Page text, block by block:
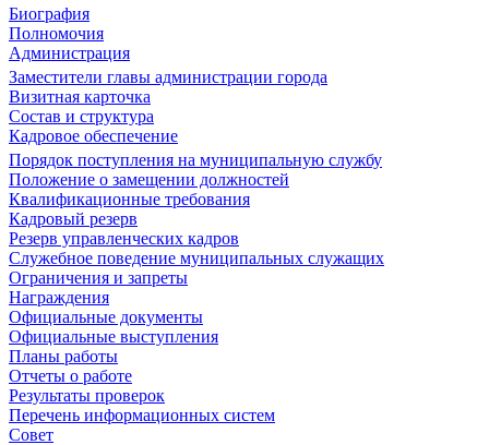
Биография
Полномочия
Администрация
Заместители главы администрации города
Визитная карточка
Состав и структура
Кадровое обеспечение
Порядок поступления на муниципальную службу
Положение о замещении должностей
Квалификационные требования
Кадровый резерв
Резерв управленческих кадров
Служебное поведение муниципальных служащих
Ограничения и запреты
Награждения
Официальные документы
Официальные выступления
Планы работы
Отчеты о работе
Результаты проверок
Перечень информационных систем
Совет